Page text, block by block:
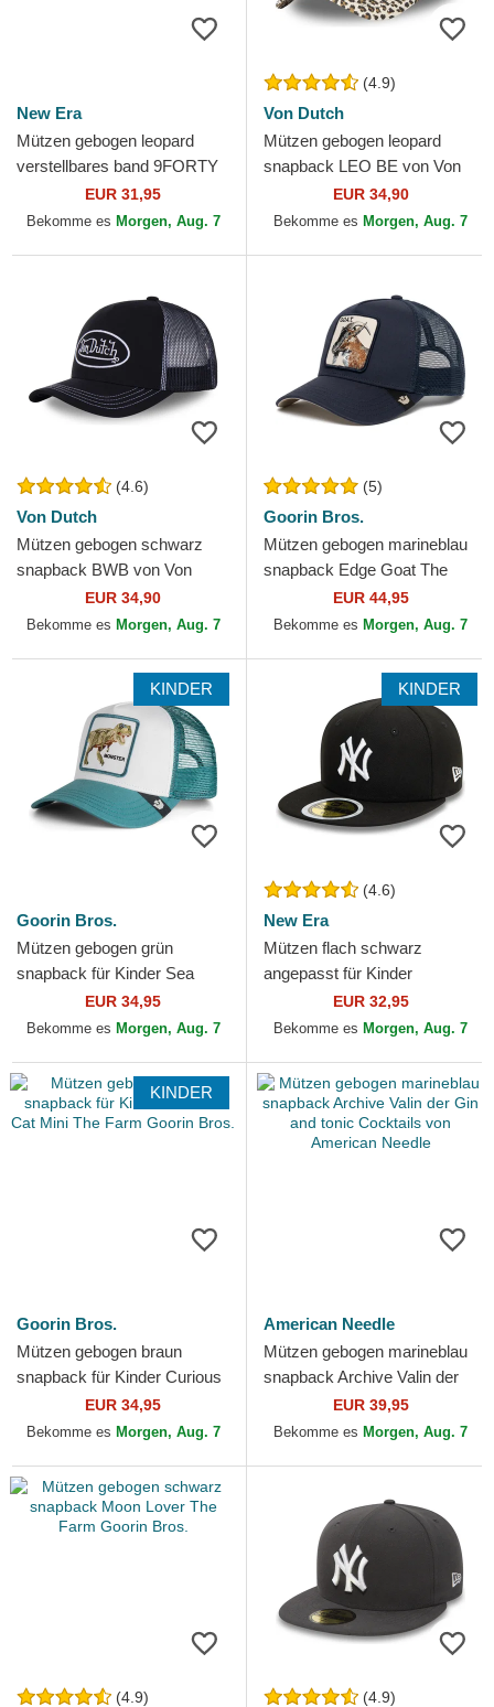
New Era
Mützen gebogen leopard
verstellbares band 9FORTY
Leopard Cosy der New York
Yankees MLB von New Era
EUR 31,95
Bekomme es Morgen, Aug. 7
(4.9)
Von Dutch
Mützen gebogen leopard
snapback LEO BE von Von
EUR 34,90
Bekomme es Morgen, Aug. 7
(4.6)
Von Dutch
Mützen gebogen schwarz
snapback BWB von Von
EUR 34,90
Bekomme es Morgen, Aug. 7
(5)
Goorin Bros.
Mützen gebogen marineblau
snapback Edge Goat The
Farm Goorin Bros.
EUR 44,95
Bekomme es Morgen, Aug. 7
KINDER
Goorin Bros.
Mützen gebogen grün
snapback für Kinder Sea
Monster The Farm Goorin
Bros.
EUR 34,95
Bekomme es Morgen, Aug. 7
KINDER
(4.6)
New Era
Mützen flach schwarz
angepasst für Kinder
59FIFTY der New York
Yankees MLB von New Era
EUR 32,95
Bekomme es Morgen, Aug. 7
KINDER
Goorin Bros.
Mützen gebogen braun
snapback für Kinder Curious
Cat Mini The Farm Goorin
Bros.
EUR 34,95
Bekomme es Morgen, Aug. 7
American Needle
Mützen gebogen marineblau
snapback Archive Valin der
Gin and tonic Cocktails von
American Needle
EUR 39,95
Bekomme es Morgen, Aug. 7
(4.9) (4.9)